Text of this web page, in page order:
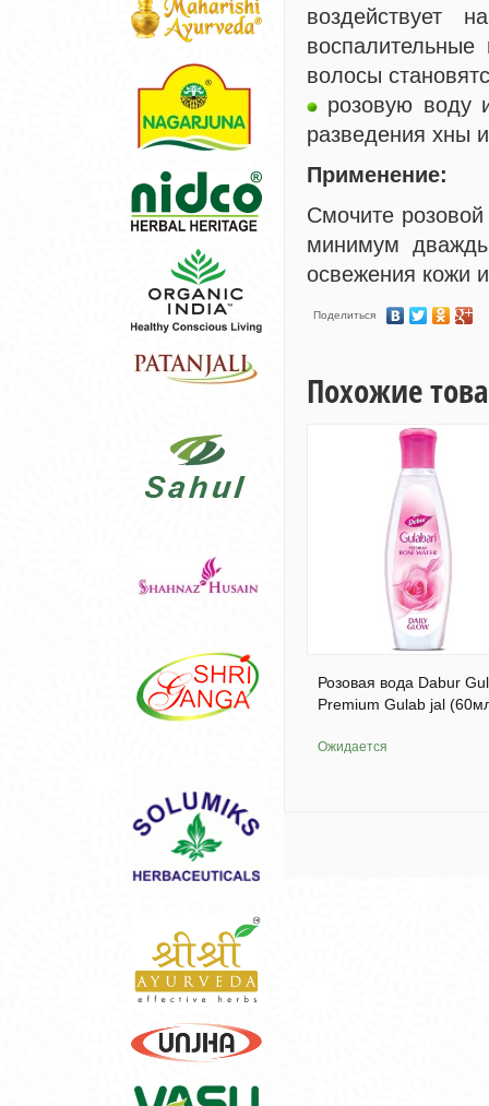
воздействует
волосы
розовую воду
разведения хны
Применение:
Смочите розовой
минимум
освежения кожи
Поделиться
Похожие
Розовая вода Dabur
Premium Gulab jal
Ожидается